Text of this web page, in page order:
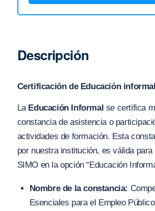
Descripción
Certificación de Educación informal
La Educación Informal se certifica
constancia de asistencia o
actividades de formación. Esta
por nuestra institución, es válida para
SIMO en la opción “Educación
Nombre de la constancia:
Esenciales para el Empleo